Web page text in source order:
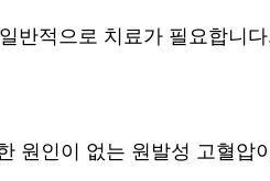
반적으로 치료가 필요합니
원인이 없는 원발성 고혈압